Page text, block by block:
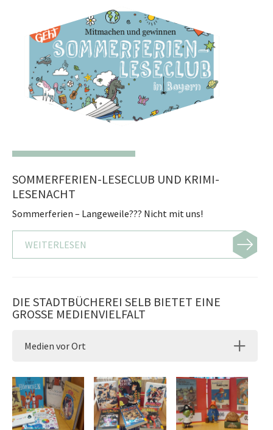
SOMMERFERIEN-LESECLUB UND KRIMI-
LESENACHT
Sommerferien – Langeweile??? Nicht mit uns!
WEITERLESEN
DIE STADTBÜCHEREI SELB BIETET EINE
GROSSE MEDIENVIELFALT
Medien vor Ort
Show larger version Show larger version Show larger version